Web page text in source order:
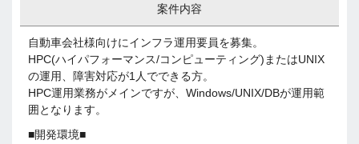
案件内容
自動車会社様向けにインフラ運用要員を募集。
HPC(ハイパフォーマンス/コンピューティング)またはUNIX
の運用、障害対応が1人でできる方。
HPC運用業務がメインですが、Windows/UNIX/DBが運用範
囲となります。
■開発環境■